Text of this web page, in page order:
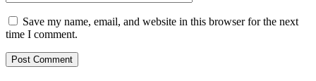
Save my name, email, and website in this browser for the next
time I comment.